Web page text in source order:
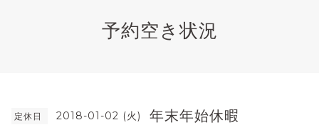
予約空き状況
定休日 2018-01-02 (火) 年末年始休暇